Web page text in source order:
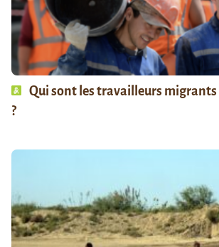
Qui sont les travailleurs migrants
?